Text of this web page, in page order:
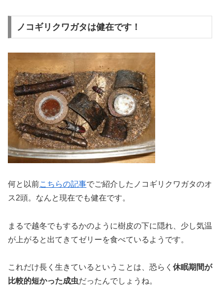
ノコギリクワガタは健在です！
何と以前こちらの記事でご紹介したノコギリクワガタのオ
ス2頭。なんと現在でも健在です。
まるで越冬でもするかのように樹皮の下に隠れ、少し気温
が上がると出てきてゼリーを食べているようです。
これだけ長く生きているということは、恐らく 休眠期間が
比較的短かった成虫だったんでしょうね。